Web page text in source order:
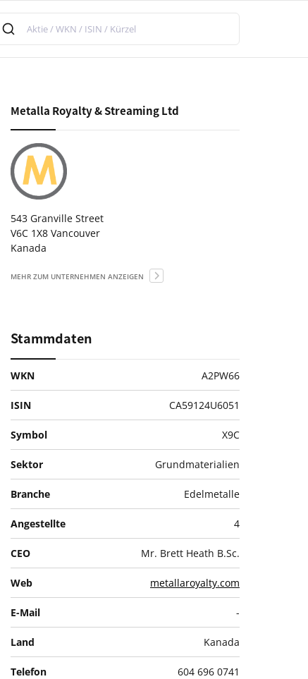
Metalla Royalty & Streaming Ltd
543 Granville Street
V6C 1X8 Vancouver
Kanada
MEHR ZUM UNTERNEHMEN ANZEIGEN
Stammdaten
WKN A2PW66
ISIN CA59124U6051
Symbol X9C
Sektor Grundmaterialien
Branche Edelmetalle
Angestellte 4
CEO Mr. Brett Heath B.Sc.
Web metallaroyalty.com
E-Mail -
Land Kanada
Telefon 604 696 0741